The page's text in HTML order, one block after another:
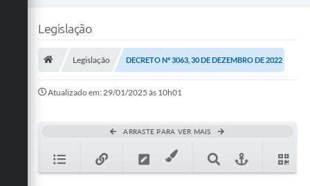
Mapa do Site
Legislação
Legislação DECRETO Nº 3063, 30 DE DEZEMBRO DE 2022
Atualizado em: 29/01/2025 às 10h01
ARRASTE PARA VER MAIS